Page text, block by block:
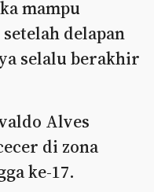
mampu
delapan
selalu berakhir
Alves
di zona
ke-17.